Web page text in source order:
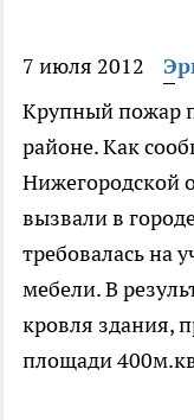
7 июля 2012
Крупный пожар
районе. Как
Нижегородской
вызвали в
требовалась на
мебели. В
кровля здания,
площади